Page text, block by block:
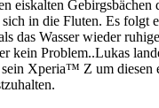
eiskalten
sich in die Fluten. Es folgt
das Wasser wieder
kein Problem..Lukas
Xperia™ Z um diesen